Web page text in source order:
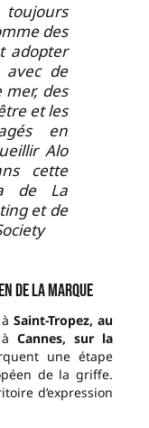
des
adopter
de
des
et les
en
Alo
cette
de La
et de
de la marque
Saint-Tropez, au
Cannes, sur la
une étape
de la griffe.
d’expression